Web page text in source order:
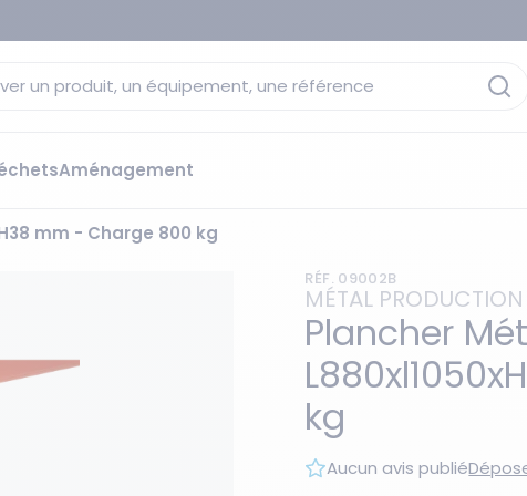
un produit, un équipement, une référence
de rétention
Aménagement
Les essentiels du moment
mm - Charge 800 kg
Plancher
kg
MÉTAL PRODUCTION
RÉF. 09002B
Aucun avis publié